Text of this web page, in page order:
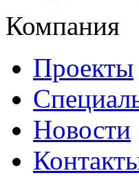
Компания
Проекты
Новости